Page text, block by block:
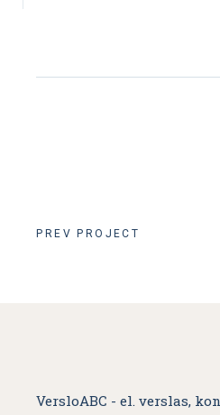
PREV PROJECT
VersloABC - el. verslas,